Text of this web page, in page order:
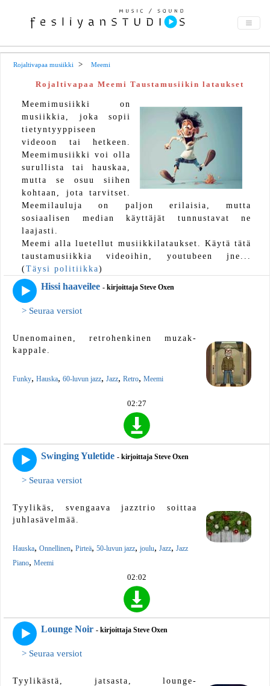
Rojaltivapaa musiikki Meemi
Rojaltivapaa Meemi Taustamusiikin lataukset
Meemimusiikki on
musiikkia, joka sopii
tietyntyyppiseen
videoon tai hetkeen.
Meemimusiikki voi olla
surullista tai hauskaa,
mutta se osuu siihen
kohtaan, jota tarvitset.
Meemilauluja on paljon erilaisia, mutta
sosiaalisen median käyttäjät tunnustavat ne
laajasti.
Meemi alla luetellut musiikkilataukset. Käytä tätä
taustamusiikkia videoihin, youtubeen jne...
(Täysi politiikka)
Hissi haaveilee - kirjoittaja Steve Oxen
> Seuraa versiot
Unenomainen, retrohenkinen muzak-
kappale.
Funky, Hauska, 60-luvun jazz, Jazz, Retro, Meemi
02:27
Swinging Yuletide - kirjoittaja Steve Oxen
> Seuraa versiot
Tyylikäs, svengaava jazztrio soittaa
juhlasävelmää.
Hauska, Onnellinen, Pirteä, 50-luvun jazz, joulu, Jazz, Jazz
Piano, Meemi
02:02
Lounge Noir - kirjoittaja Steve Oxen
> Seuraa versiot
Tyylikästä, jatsasta, lounge-